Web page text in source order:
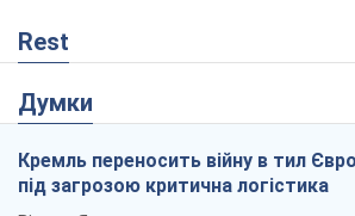
Rest
Думки
Кремль переносить війну в тил
під загрозою критична логістика